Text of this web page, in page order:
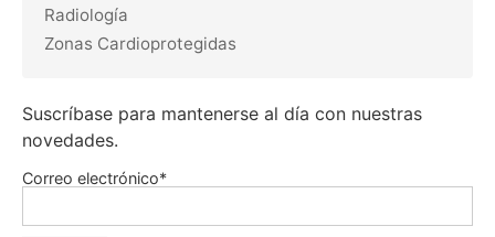
Radiología
Zonas Cardioprotegidas
Suscríbase para mantenerse al día con nuestras
novedades.
Correo electrónico*